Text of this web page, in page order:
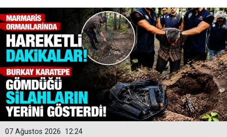
12:24
07 Ağustos 2026